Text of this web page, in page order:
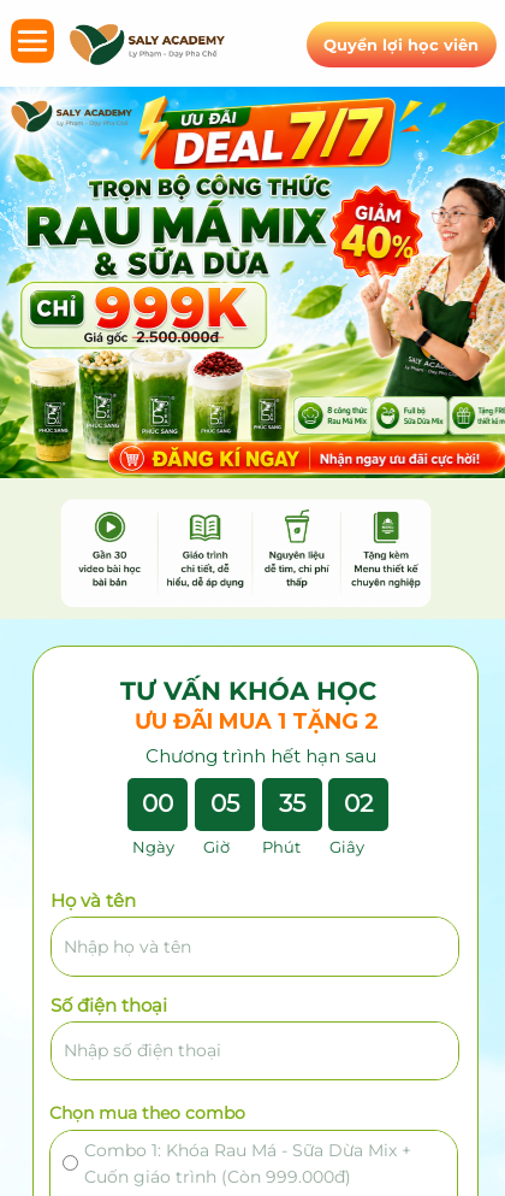
Quyền lợi học viên
Số điện thoại
Họ và tên
TƯ VẤN KHÓA HỌC
Combo 1: Khóa Rau Má - Sữa Dừa Mix +
Cuốn giáo trình (Còn 999.000đ)
Chọn mua theo combo
ƯU ĐÃI MUA 1 TẶNG 2
Chương trình hết hạn sau
00 05 34 59
Ngày Giờ Phút Giây